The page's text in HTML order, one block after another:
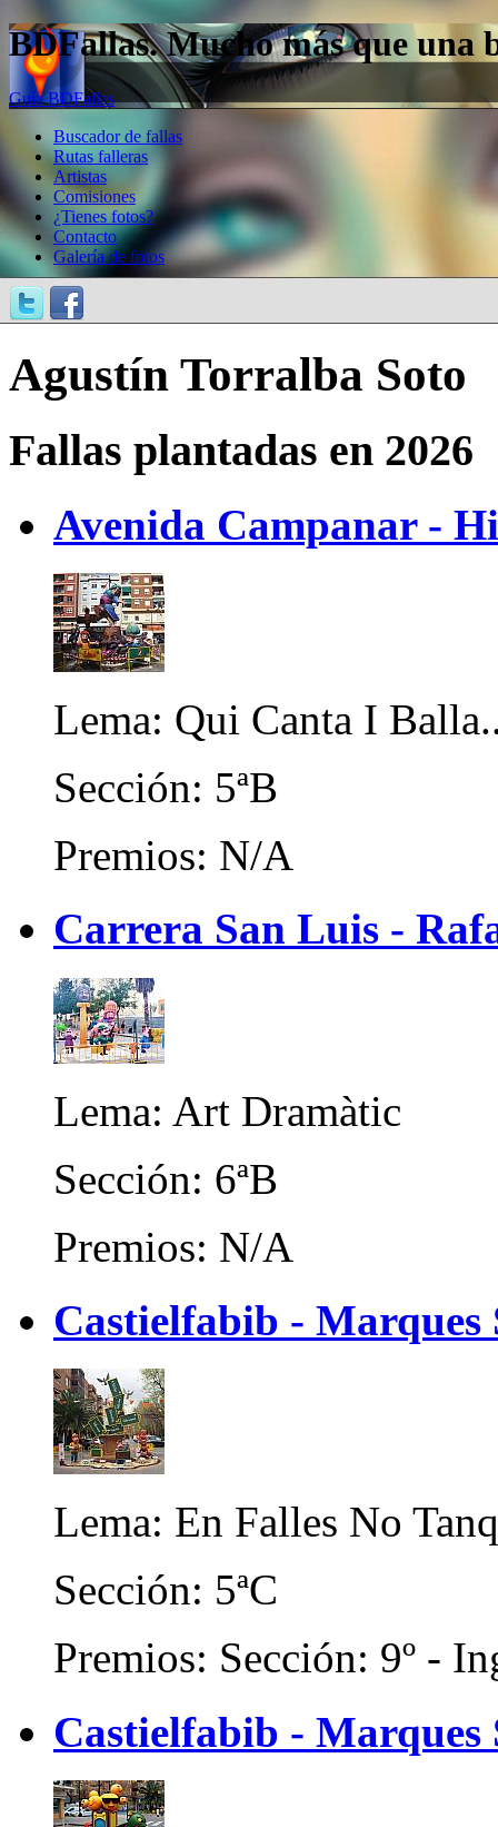
BDFallas. Mucho más que una
Guía BDFallas
Buscador de fallas
Rutas falleras
Artistas
Comisiones
¿Tienes fotos?
Contacto
Galería de fotos
Agustín Torralba Soto
Fallas plantadas en 2026
Avenida Campanar -
Lema: Qui Canta I
Sección: 5ªB
Premios: N/A
Carrera San Luis -
Lema: Art Dramàtic
Sección: 6ªB
Premios: N/A
Castielfabib - Marques
Lema: En Falles No
Sección: 5ªC
Premios: Sección: 9º -
Castielfabib -